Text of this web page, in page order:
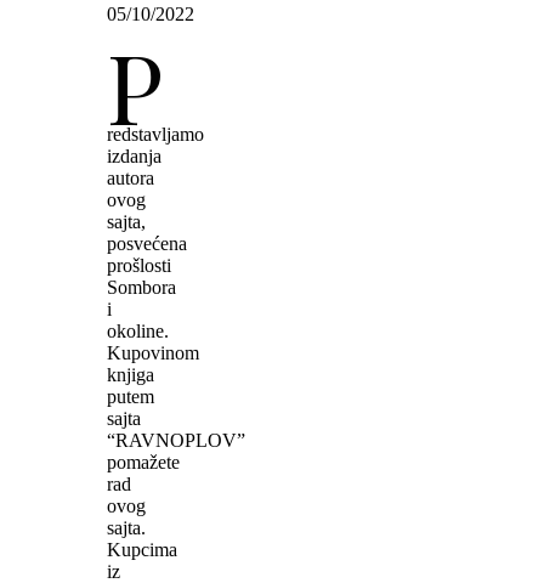
05/10/2022
P
redstavljamo
izdanja
autora
ovog
sajta,
posvećena
prošlosti
Sombora
i
okoline.
Kupovinom
knjiga
putem
sajta
“RAVNOPLOV”
pomažete
rad
ovog
sajta.
Kupcima
iz